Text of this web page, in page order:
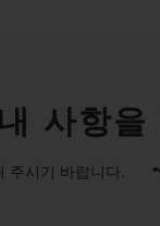
사항을
주시기 바랍니다.